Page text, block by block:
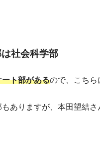
社会科学部
ト部があるので、こちら
ありますが、本田望結